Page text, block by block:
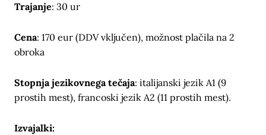
Trajanje: 30 ur
Cena: 170 eur (DDV vključen), možnost plačila na 2
obroka
Stopnja jezikovnega tečaja: italijanski jezik A1 (9
prostih mest), francoski jezik A2 (11 prostih mest).
Izvajalki: